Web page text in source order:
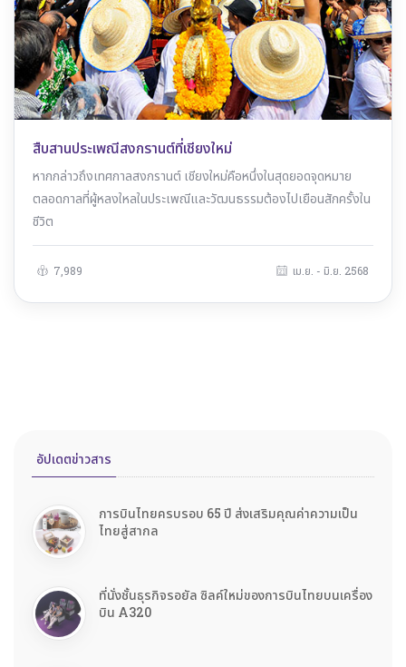
สืบสานประเพณีสงกรานต์ที่เชียงใหม่
หากกล่าวถึงเทศกาลสงกรานต์ เชียงใหม่คือหนึ่งในสุดยอดจุดหมาย
ตลอดกาลที่ผู้หลงใหลในประเพณีและวัฒนธรรมต้องไปเยือนสักครั้งใน
ชีวิต
7,989 เม.ย. - มิ.ย. 2568
อัปเดตข่าวสาร
การบินไทยครบรอบ 65 ปี ส่งเสริมคุณค่าความเป็น
ไทยสู่สากล
ที่นั่งชั้นธุรกิจรอยัล ซิลค์ใหม่ของการบินไทยบนเครื่อง
บิน A320